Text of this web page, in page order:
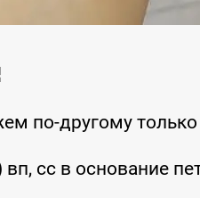
по-другому
сс в основание